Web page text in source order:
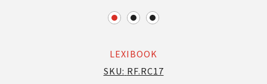
LEXIBOOK
SKU: RF.RC17